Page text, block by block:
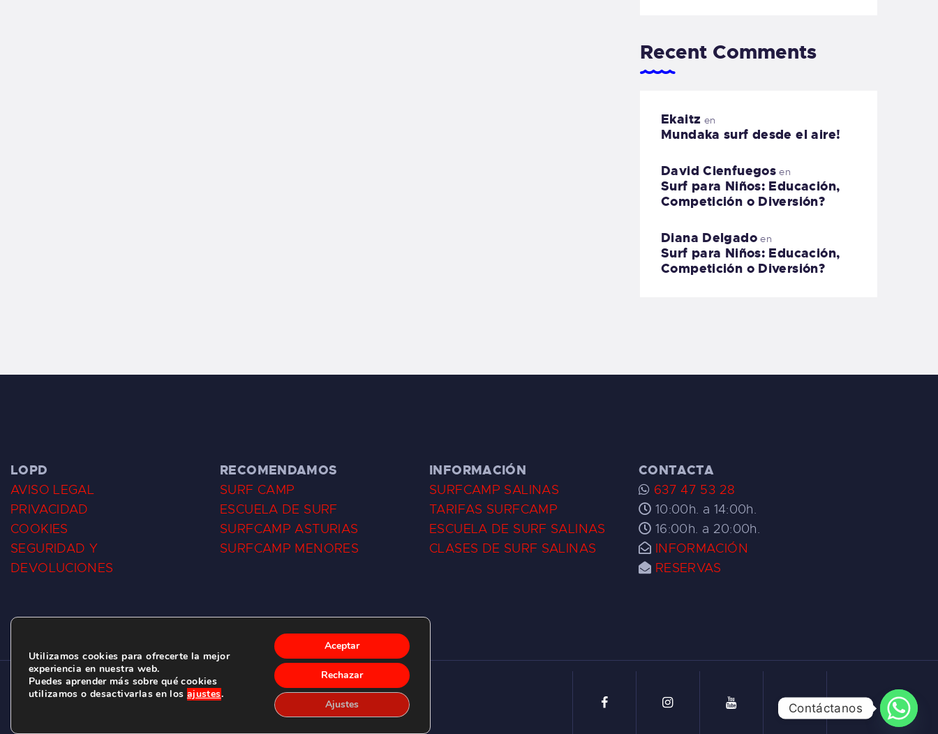
Recent Comments
Ekaitz en
Mundaka surf desde el aire!
David Cienfuegos en
Surf para Niños: Educación,
Competición o Diversión?
Diana Delgadoen
Surf para Niños: Educación,
Competición o Diversión?
LOPD
AVISO LEGAL
PRIVACIDAD
COOKIES
SEGURIDAD Y
DEVOLUCIONES
RECOMENDAMOS
SURF CAMP
ESCUELA DE SURF
SURFCAMP ASTURIAS
SURFCAMP MENORES
INFORMACIÓN
SURFCAMP SALINAS
TARIFAS SURFCAMP
ESCUELA DE SURF SALINAS
CLASES DE SURF SALINAS
CONTACTA
637 47 53 28
10:00h. a 14:00h.
16:00h. a 20:00h.
INFORMACIÓN
RESERVAS
CLUB DE SURF LAS DUNAS ©2026.
C/ BERNARDO ÁLVAREZ GALAN 1, SALINAS (ASTURIAS)
Utilizamos cookies para ofrecerte la mejor
experiencia en nuestra web.
Puedes aprender más sobre qué cookies
utilizamos o desactivarlas en los ajustes.
Aceptar
Rechazar
Ajustes Contáctanos